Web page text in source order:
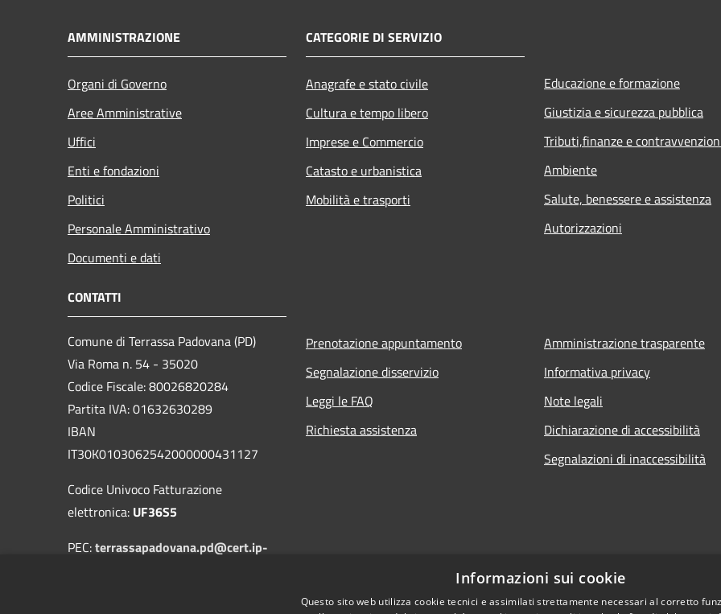
AMMINISTRAZIONE
Organi di Governo
Aree Amministrative
Uffici
Enti e fondazioni
Politici
Personale Amministrativo
Documenti e dati
CATEGORIE DI SERVIZIO
Anagrafe e stato civile
Cultura e tempo libero
Imprese e Commercio
Catasto e urbanistica
Mobilità e trasporti
Educazione e formazione
Giustizia e sicurezza pubblica
Tributi,finanze e
Ambiente
Salute, benessere e assistenza
Autorizzazioni
CONTATTI
Comune di Terrassa Padovana (PD)
Via Roma n. 54 - 35020
Codice Fiscale: 80026820284
Partita IVA: 01632630289
IBAN
IT30K0103062542000000431127
Codice Univoco Fatturazione
elettronica: UF36S5
PEC:terrassapadovana.pd@cert.ip-
Prenotazione appuntamento
Segnalazione disservizio
Leggi le FAQ
Richiesta assistenza
Amministrazione trasparente
Informativa privacy
Note legali
Dichiarazione di accessibilità
Segnalazioni di inaccessibilità
Informazioni sui cookie
Questo sito web utilizza cookie tecnici e assimilati strettamente necessari al corretto